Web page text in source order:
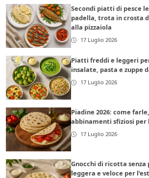
Secondi piatti di pesce
padella, trota in crosta
alla pizzaiola
17 Luglio 2026
Piatti freddi e leggeri
insalate, pasta e zuppe
17 Luglio 2026
Piadine 2026: come
abbinamenti sfiziosi per
17 Luglio 2026
Gnocchi di ricotta
leggera e veloce per